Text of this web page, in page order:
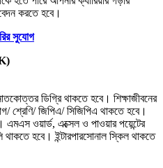
করতে হবে।
সুযোগ
ডিগ্রি থাকতে হবে। শিক্ষাজীবনের
শ্রেণি/ জিপিএ/ সিজিপিএ থাকতে হবে।
এমএস ওয়ার্ড, এক্সেল ও পাওয়ার পয়েন্টের
হবে। ইন্টারপারসোনাল স্কিল থাকতে